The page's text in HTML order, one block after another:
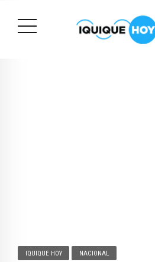
IQUIQUE HOY NACIONAL